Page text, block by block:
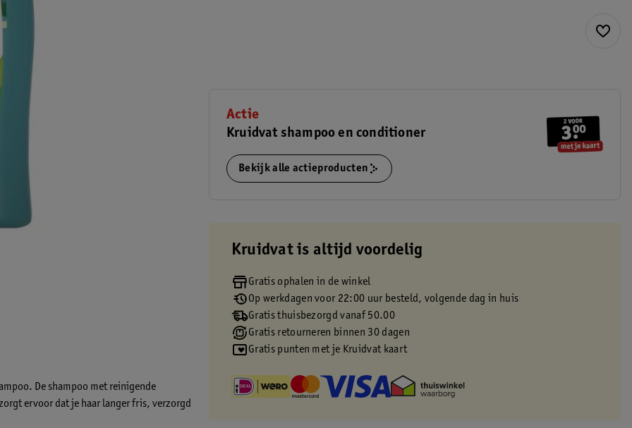
De shampoo met reinigende
ervoor dat je haar langer fris, verzorgd
Actie
Kruidvat shampoo en conditioner
Bekijk alle actieproducten
Kruidvat is altijd voordelig
Gratis ophalen in de winkel
Op werkdagen voor 22:00 uur besteld, volgende dag in huis
Gratis thuisbezorgd vanaf 50.00
Gratis retourneren binnen 30 dagen
Gratis punten met je Kruidvat kaart